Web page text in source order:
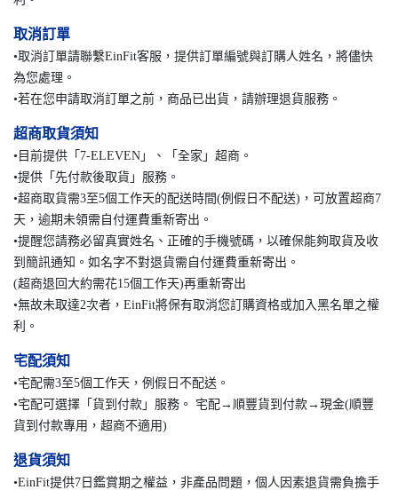
取消訂單
•取消訂單請聯繫EinFit客服，提供訂單編號與訂購人姓名，將儘快
為您處理。
•若在您申請取消訂單之前，商品已出貨，請辦理退貨服務。
超商取貨須知
•目前提供「7-ELEVEN」、「全家」超商。
•提供「先付款後取貨」服務。
•超商取貨需3至5個工作天的配送時間(例假日不配送)，可放置超商7
天，逾期未領需自付運費重新寄出。
•提醒您請務必留真實姓名、正確的手機號碼，以確保能夠取貨及收
到簡訊通知。如名字不對退貨需自付運費重新寄出。
(超商退回大約需花15個工作天)再重新寄出
•無故未取達2次者，EinFit將保有取消您訂購資格或加入黑名單之權
利。
宅配須知
•宅配需3至5個工作天，例假日不配送。
•宅配可選擇「貨到付款」服務。 宅配→順豐貨到付款→現金(順豐
貨到付款專用，超商不適用)
退貨須知
•EinFit提供7日鑑賞期之權益，非產品問題，個人因素退貨需負擔手